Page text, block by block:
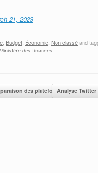
21, 2023
Budget Économie Non classéand
Ministère des finances
des plateformesAnalyse Twitter